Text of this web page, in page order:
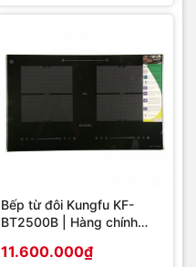
Bếp từ đôi Kungfu KF-
BT2500B | Hàng chính
11.600.000₫